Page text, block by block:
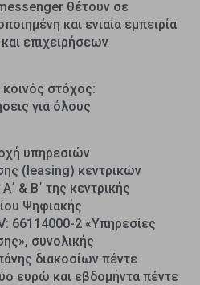
θέτουν σε
και ενιαία εμπειρία
επιχειρήσεων
κοινός στόχος:
για όλους
υπηρεσιών
(leasing) κεντρικών
& Β΄ της κεντρικής
Ψηφιακής
66114000-2 «Υπηρεσίες
συνολικής
διακοσίων πέντε
ευρώ και εβδομήντα πέντε